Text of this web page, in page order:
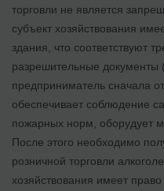
торговли не является
субъект хозяйствования
здания, что соответствуют
разрешительные документы
предприниматель сначала
обеспечивает соблюдение
пожарных норм, оборудует
После этого необходимо
розничной торговли
хозяйствования имеет